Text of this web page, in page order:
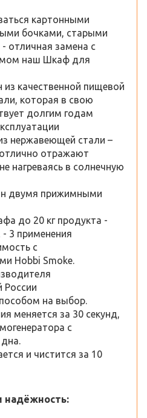
картонными
бочками, старыми
отличная замена с
наш Шкаф для
качественной пищевой
которая в свою
долгим годам
нержавеющей стали –
отражают
нагреваясь в солнечную
двумя прижимными
до 20 кг продукта -
- 3 применения
с
Hobbi Smoke.
России
на выбор.
меняется за 30 секунд,
с
и чистится за 10
надёжность: